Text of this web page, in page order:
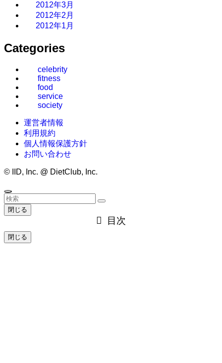
2012年3月
2012年2月
2012年1月
Categories
celebrity
fitness
food
service
society
運営者情報
利用規約
個人情報保護方針
お問い合わせ
© IID, Inc. @ DietClub, Inc.
閉じる
目次
閉じる